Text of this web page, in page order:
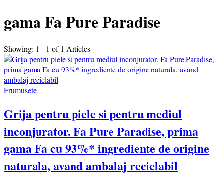
gama Fa Pure Paradise
Showing: 1 - 1 of 1 Articles
Frumusete
Grija pentru piele si pentru mediul
inconjurator. Fa Pure Paradise, prima
gama Fa cu 93%* ingrediente de origine
naturala, avand ambalaj reciclabil